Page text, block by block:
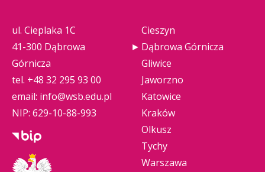
ul. Cieplaka 1C
41-300 Dąbrowa
Górnicza
tel. +48 32 295 93 00
email: info@wsb.edu.pl
NIP: 629-10-88-993
Cieszyn
Dąbrowa Górnicza
Gliwice
Jaworzno
Katowice
Kraków
Olkusz
Tychy
Warszawa